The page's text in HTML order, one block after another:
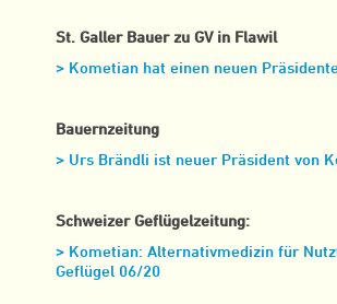
St. Galler Bauer zu GV in Flawil
> Kometian hat einen neuen
Bauernzeitung
> Urs Brändli ist neuer Präsident von
Schweizer Geflügelzeitung:
> Kometian: Alternativmedizin für
Geflügel 06/20